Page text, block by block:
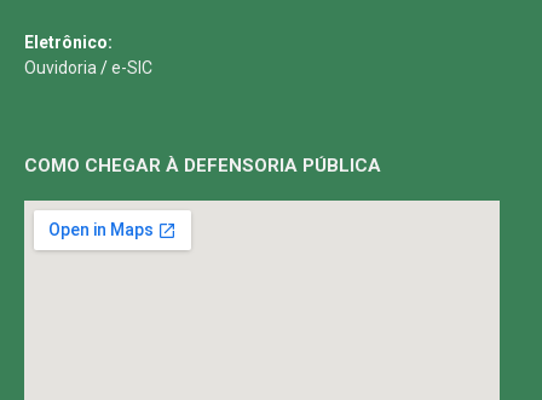
Eletrônico:
Ouvidoria /e-SIC
COMO CHEGAR À DEFENSORIA PÚBLICA